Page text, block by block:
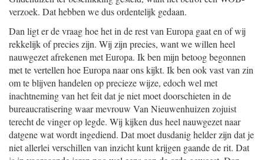
verzoek. Dat hebben we dus ordentelijk gedaan.
Dan ligt er de vraag hoe het in de rest van Europa gaat en of wij
rekkelijk of precies zijn. Wij zijn precies, want we willen heel
nauwgezet afrekenen met Europa. Ik ben mijn betoog begonnen
met te vertellen hoe Europa naar ons kijkt. Ik ben ook vast van zin
om te blijven handelen op precieze wijze, edoch wel met
inachtneming van het feit dat je niet moet doorschieten in de
bureaucratisering waar mevrouw Van Nieuwenhuizen zojuist
terecht de vinger op legde. Wij kijken dus heel nauwgezet naar
datgene wat wordt ingediend. Dat moet dusdanig helder zijn dat je
niet allerlei verschillen van inzicht kunt krijgen gaande de rit. Dat